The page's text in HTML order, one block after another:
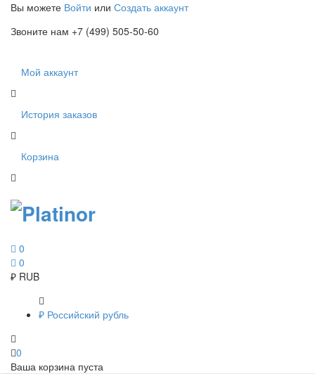
Вы можете Войти или Создать аккаунт
Звоните нам +7 (499) 505-50-60
Мой аккаунт
История заказов
Корзина
0
0
₽ RUB
₽ Российский рубль
0
Ваша корзина пуста